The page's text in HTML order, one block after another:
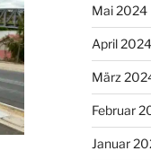
Mai 2024
April 2024
März
Februar
Januar